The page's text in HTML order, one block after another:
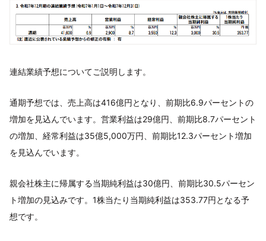
連結業績予想についてご説明します。
通期予想では、売上高は416億円となり、前期比6.9パーセントの
増加を見込んでいます。営業利益は29億円、前期比8.7パーセント
の増加、経常利益は35億5,000万円、前期比12.3パーセント増加
を見込んでいます。
親会社株主に帰属する当期純利益は30億円、前期比30.5パーセン
ト増加の見込みです。1株当たり当期純利益は353.77円となる予
想です。